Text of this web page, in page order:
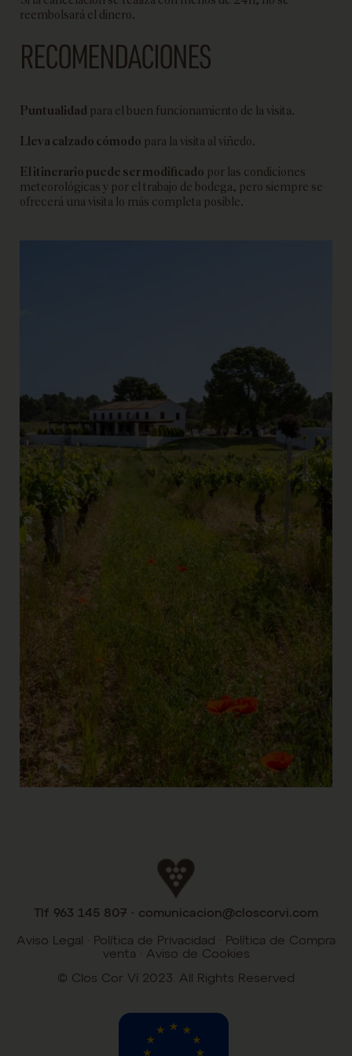
reembolsará el dinero.
RECOMENDACIONES
Puntualidad para el buen funcionamiento de la visita.
Lleva calzado cómodo para la visita al viñedo.
El itinerario puede ser modificado por las condiciones
meteorológicas y por el trabajo de bodega, pero siempre se
ofrecerá una visita lo más completa posible.
Tlf 963 145 807 · comunicacion@closcorvi.com
Aviso Legal · Política de Privacidad · Política de Compra
venta · Aviso de Cookies
©️ Clos Cor Ví 2023. All Rights Reserved